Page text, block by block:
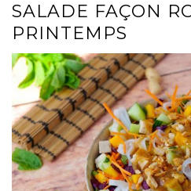
SALADE FAÇON
PRINTEMPS